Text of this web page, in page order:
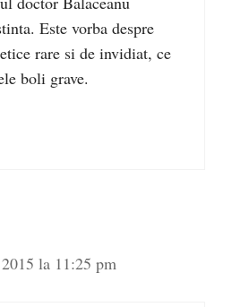
Este vorba despre
rare si de invidiat, ce
boli grave.
la 11:25 pm